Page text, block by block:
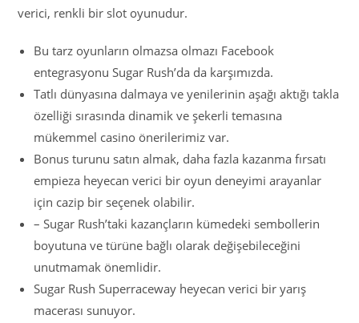
verici, renkli bir slot oyunudur.
Bu tarz oyunların olmazsa olmazı Facebook
entegrasyonu Sugar Rush’da da karşımızda.
Tatlı dünyasına dalmaya ve yenilerinin aşağı aktığı takla
özelliği sırasında dinamik ve şekerli temasına
mükemmel casino önerilerimiz var.
Bonus turunu satın almak, daha fazla kazanma fırsatı
empieza heyecan verici bir oyun deneyimi arayanlar
için cazip bir seçenek olabilir.
– Sugar Rush’taki kazançların kümedeki sembollerin
boyutuna ve türüne bağlı olarak değişebileceğini
unutmamak önemlidir.
Sugar Rush Superraceway heyecan verici bir yarış
macerası sunuyor.